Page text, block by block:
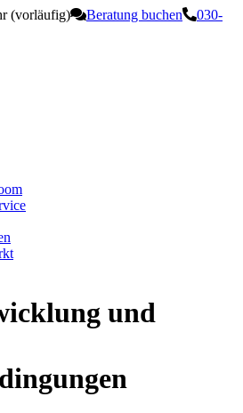
(vorläufig) Beratung buchen
030-
und